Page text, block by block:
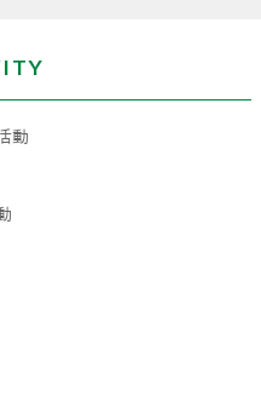
動